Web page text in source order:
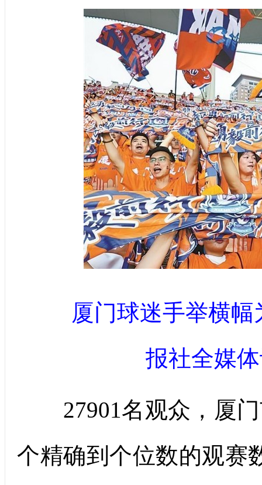
厦门球迷手举横
报社全媒
27901名观众，厦门
个精确到个位数的观赛